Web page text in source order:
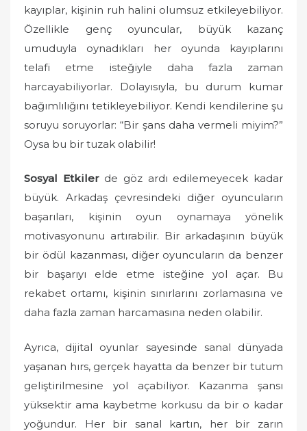
kayıplar, kişinin ruh halini olumsuz etkileyebiliyor.
Özellikle genç oyuncular, büyük kazanç
umuduyla oynadıkları her oyunda kayıplarını
telafi etme isteğiyle daha fazla zaman
harcayabiliyorlar. Dolayısıyla, bu durum kumar
bağımlılığını tetikleyebiliyor. Kendi kendilerine şu
soruyu soruyorlar: “Bir şans daha vermeli miyim?”
Oysa bu bir tuzak olabilir!
Sosyal Etkilerde göz ardı edilemeyecek kadar
büyük. Arkadaş çevresindeki diğer oyuncuların
başarıları, kişinin oyun oynamaya yönelik
motivasyonunu artırabilir. Bir arkadaşının büyük
bir ödül kazanması, diğer oyuncuların da benzer
bir başarıyı elde etme isteğine yol açar. Bu
rekabet ortamı, kişinin sınırlarını zorlamasına ve
daha fazla zaman harcamasına neden olabilir.
Ayrıca, dijital oyunlar sayesinde sanal dünyada
yaşanan hırs, gerçek hayatta da benzer bir tutum
geliştirilmesine yol açabiliyor. Kazanma şansı
yüksektir ama kaybetme korkusu da bir o kadar
yoğundur. Her bir sanal kartın, her bir zarın